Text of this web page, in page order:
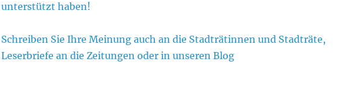
unterstützt haben!
Schreiben Sie Ihre Meinung auch an die Stadträtinnen und Stadträte,
Leserbriefe an die Zeitungen oder in unseren Blog